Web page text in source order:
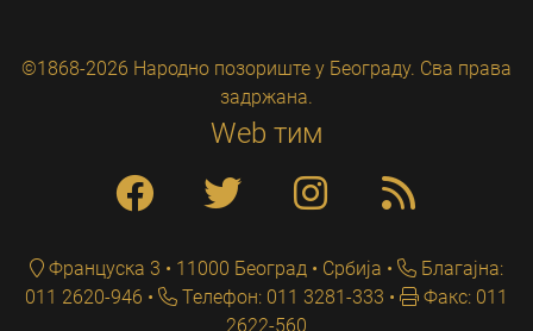
©1868-2026 Народно позориште у Београду. Сва права
задржана.
Web тим
Француска 3 • 11000 Београд • Србија
Благајна:
011 2620-946
Телефон: 011 3281-333
Факс: 011
2622-560